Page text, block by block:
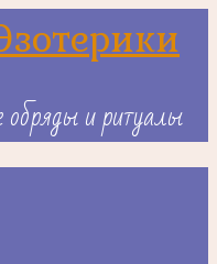
обряды и ритуалы